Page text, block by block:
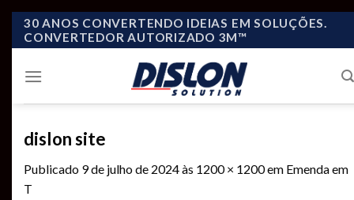
Skip
30 ANOS CONVERTENDO IDEIAS EM SOLUÇÕES.
CONVERTEDOR AUTORIZADO 3M™
dislon site
Publicado 9 de julho de 2024às 1200 × 1200em Emenda em
T